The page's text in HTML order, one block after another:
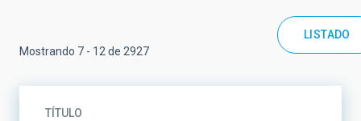
LISTADO
Mostrando 7 - 12 de 2927
TÍTULO